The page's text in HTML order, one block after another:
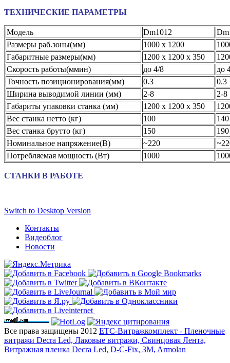
ТЕХНИЧЕСКИЕ ПАРАМЕТРЫ
Модель Dm1012
Размеры раб.зоны(мм)
1000 х 1200
Габаритные размеры(мм)
1200 х 1200 х 350
Скорость работы(ммин)
до 4/8
до
Точность позиционирования(мм)
0.3
0.3
Ширина выводимой линии (мм)
2-8
2-8
Габариты упаковки станка (мм)
1200 х 1200 х 350
Вес станка нетто (кг)
100
140
Вес станка брутто (кг)
150
190
Номинальное напряжение(В)
~220
Потребляемая мощность (Вт)
1000
СТАНКИ В РАБОТЕ
Switch to Desktop Version
Контакты
Видеоблог
Новости
Все права защищены 2012 ЕТС-Витражкомплект - Пленочные
витражи Decra Led, Лаковые витражи, Свинцовая Лента,
Витражная пленка Decra Led, D-C-Fix, 3M, Armolan